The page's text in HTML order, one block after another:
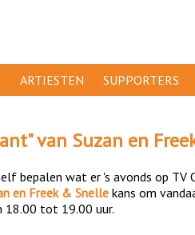
ARTIESTEN SUPPORTERS
AANMELDEN
" van Suzan en
bepalen wat er 's avonds op
en Freek & Snelle kans om
18.00 tot 19.00 uur.